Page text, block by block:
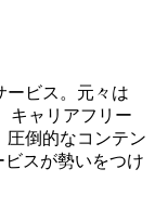
ービス。元々は
キャリアフリー
圧倒的なコンテン
スが勢いをつけ